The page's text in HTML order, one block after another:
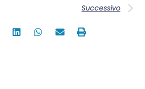
Successivo